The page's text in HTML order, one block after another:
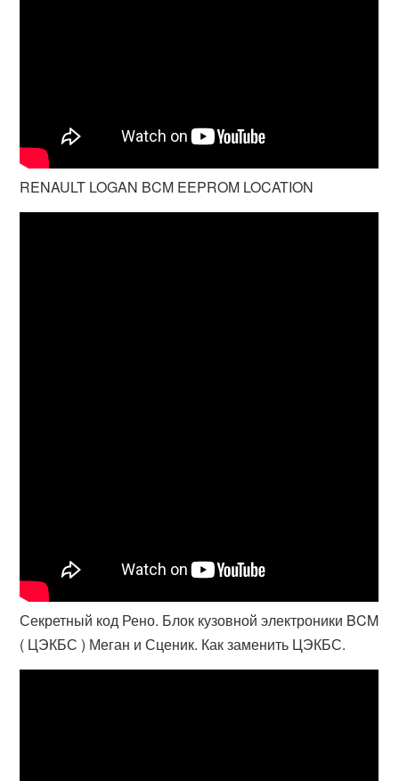
RENAULT LOGAN BCM EEPROM LOCATION
Секретный код Рено. Блок кузовной электроники BCM
( ЦЭКБС ) Меган и Сценик. Как заменить ЦЭКБС.